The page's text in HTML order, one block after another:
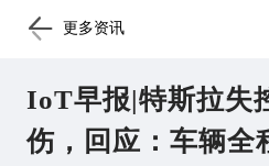
更多资讯
IoT早报|特斯拉失
伤，回应：车辆全